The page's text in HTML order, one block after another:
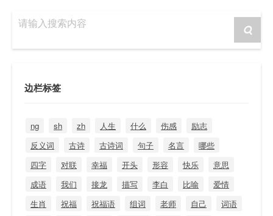
请输入搜索内容
边栏标签
ng sh zh 人生 什么 伤感
励志
反义词
古诗 古诗词 句子 名言
哪些
四字
对联 幸福 开头 形容 快乐
意思
成语
我们 接龙 描写 李白 比喻
爱情
生肖
祝福 祝福语 组词 老师 自己
词语